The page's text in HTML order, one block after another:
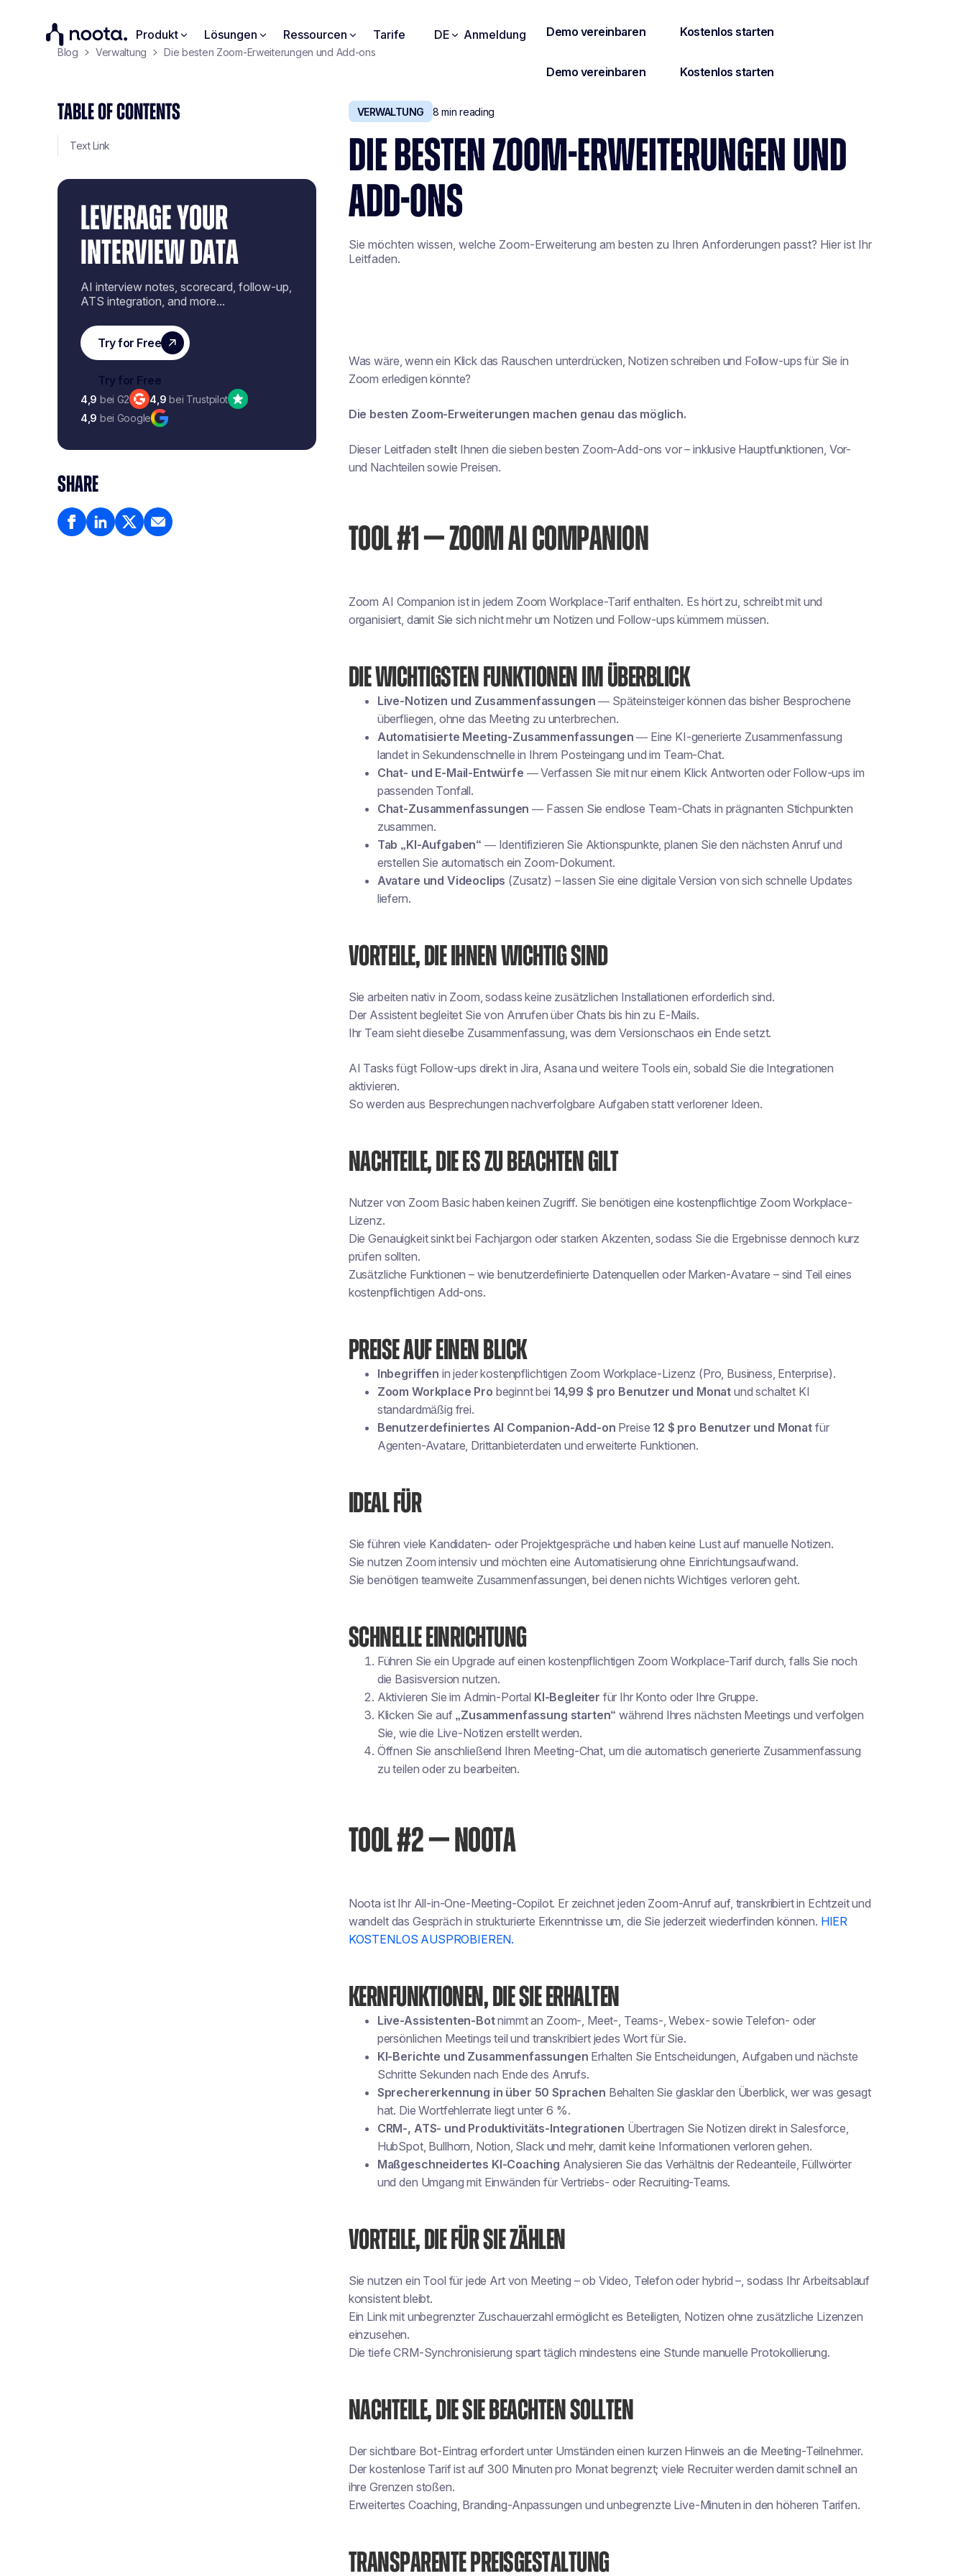
Produkt Lösungen Ressourcen Tarife DE Anmeldung
Blog Verwaltung Die besten Zoom-Erweiterungen und Add-ons
TABLE OF CONTENTS
Text Link
LEVERAGE YOUR
INTERVIEW DATA
AI interview notes, scorecard, follow-up,
ATS integration, and more...
4,9 bei G2 4,9 bei Trustpilot
4,9 bei Google
SHARE
VERWALTUNG 8 min reading
DIE BESTEN ZOOM-ERWEITERUNGEN UND
ADD-ONS
Sie möchten wissen, welche Zoom-Erweiterung am besten zu Ihren Anforderungen passt? Hier ist Ihr
Leitfaden.
Was wäre, wenn ein Klick das Rauschen unterdrücken, Notizen schreiben und Follow-ups für Sie in
Zoom erledigen könnte?
Die besten Zoom-Erweiterungen machen genau das möglich.
Dieser Leitfaden stellt Ihnen die sieben besten Zoom-Add-ons vor – inklusive Hauptfunktionen, Vor-
und Nachteilen sowie Preisen.
TOOL #1 — ZOOM AI COMPANION
Zoom AI Companion ist in jedem Zoom Workplace-Tarif enthalten. Es hört zu, schreibt mit und
organisiert, damit Sie sich nicht mehr um Notizen und Follow-ups kümmern müssen.
DIE WICHTIGSTEN FUNKTIONEN IM ÜBERBLICK
Live-Notizen und Zusammenfassungen — Späteinsteiger können das bisher Besprochene
überfliegen, ohne das Meeting zu unterbrechen.
Automatisierte Meeting-Zusammenfassungen — Eine KI-generierte Zusammenfassung
landet in Sekundenschnelle in Ihrem Posteingang und im Team-Chat.
Chat- und E-Mail-Entwürfe — Verfassen Sie mit nur einem Klick Antworten oder Follow-ups im
passenden Tonfall.
Chat-Zusammenfassungen — Fassen Sie endlose Team-Chats in prägnanten Stichpunkten
zusammen.
Tab „KI-Aufgaben“ — Identifizieren Sie Aktionspunkte, planen Sie den nächsten Anruf und
erstellen Sie automatisch ein Zoom-Dokument.
Avatare und Videoclips (Zusatz) – lassen Sie eine digitale Version von sich schnelle Updates
liefern.
VORTEILE, DIE IHNEN WICHTIG SIND
Sie arbeiten nativ in Zoom, sodass keine zusätzlichen Installationen erforderlich sind.
Der Assistent begleitet Sie von Anrufen über Chats bis hin zu E-Mails.
Ihr Team sieht dieselbe Zusammenfassung, was dem Versionschaos ein Ende setzt.
AI Tasks fügt Follow-ups direkt in Jira, Asana und weitere Tools ein, sobald Sie die Integrationen
aktivieren.
So werden aus Besprechungen nachverfolgbare Aufgaben statt verlorener Ideen.
NACHTEILE, DIE ES ZU BEACHTEN GILT
Nutzer von Zoom Basic haben keinen Zugriff. Sie benötigen eine kostenpflichtige Zoom Workplace-
Lizenz.
Die Genauigkeit sinkt bei Fachjargon oder starken Akzenten, sodass Sie die Ergebnisse dennoch kurz
prüfen sollten.
Zusätzliche Funktionen – wie benutzerdefinierte Datenquellen oder Marken-Avatare – sind Teil eines
kostenpflichtigen Add-ons.
PREISE AUF EINEN BLICK
Inbegriffen in jeder kostenpflichtigen Zoom Workplace-Lizenz (Pro, Business, Enterprise).
Zoom Workplace Pro beginnt bei 14,99 $ pro Benutzer und Monat und schaltet KI
standardmäßig frei.
Benutzerdefiniertes AI Companion-Add-on Preise 12 $ pro Benutzer und Monatfür
Agenten-Avatare, Drittanbieterdaten und erweiterte Funktionen.
IDEAL FÜR
Sie führen viele Kandidaten- oder Projektgespräche und haben keine Lust auf manuelle Notizen.
Sie nutzen Zoom intensiv und möchten eine Automatisierung ohne Einrichtungsaufwand.
Sie benötigen teamweite Zusammenfassungen, bei denen nichts Wichtiges verloren geht.
SCHNELLE EINRICHTUNG
Führen Sie ein Upgrade auf einen kostenpflichtigen Zoom Workplace-Tarif durch, falls Sie noch
die Basisversion nutzen.
Aktivieren Sie im Admin-Portal KI-Begleiter für Ihr Konto oder Ihre Gruppe.
Klicken Sie auf „Zusammenfassung starten“ während Ihres nächsten Meetings und verfolgen
Sie, wie die Live-Notizen erstellt werden.
Öffnen Sie anschließend Ihren Meeting-Chat, um die automatisch generierte Zusammenfassung
zu teilen oder zu bearbeiten.
TOOL #2 — NOOTA
Noota ist Ihr All-in-One-Meeting-Copilot. Er zeichnet jeden Zoom-Anruf auf, transkribiert in Echtzeit und
wandelt das Gespräch in strukturierte Erkenntnisse um, die Sie jederzeit wiederfinden können. HIER
KOSTENLOS AUSPROBIEREN.
KERNFUNKTIONEN, DIE SIE ERHALTEN
Live-Assistenten-Botnimmt an Zoom-, Meet-, Teams-, Webex- sowie Telefon- oder
persönlichen Meetings teil und transkribiert jedes Wort für Sie.
KI-Berichte und Zusammenfassungen Erhalten Sie Entscheidungen, Aufgaben und nächste
Schritte Sekunden nach Ende des Anrufs.
Sprechererkennung in über 50 Sprachen Behalten Sie glasklar den Überblick, wer was gesagt
hat. Die Wortfehlerrate liegt unter 6 %.
CRM-, ATS- und Produktivitäts-Integrationen Übertragen Sie Notizen direkt in Salesforce,
HubSpot, Bullhorn, Notion, Slack und mehr, damit keine Informationen verloren gehen.
Maßgeschneidertes KI-Coaching Analysieren Sie das Verhältnis der Redeanteile, Füllwörter
und den Umgang mit Einwänden für Vertriebs- oder Recruiting-Teams.
VORTEILE, DIE FÜR SIE ZÄHLEN
Sie nutzen ein Tool für jede Art von Meeting – ob Video, Telefon oder hybrid –, sodass Ihr Arbeitsablauf
konsistent bleibt.
Ein Link mit unbegrenzter Zuschauerzahl ermöglicht es Beteiligten, Notizen ohne zusätzliche Lizenzen
einzusehen.
Die tiefe CRM-Synchronisierung spart täglich mindestens eine Stunde manuelle Protokollierung.
NACHTEILE, DIE SIE BEACHTEN SOLLTEN
Der sichtbare Bot-Eintrag erfordert unter Umständen einen kurzen Hinweis an die Meeting-Teilnehmer.
Der kostenlose Tarif ist auf 300 Minuten pro Monat begrenzt; viele Recruiter werden damit schnell an
ihre Grenzen stoßen.
Erweitertes Coaching, Branding-Anpassungen und unbegrenzte Live-Minuten in den höheren Tarifen.
TRANSPARENTE PREISGESTALTUNG